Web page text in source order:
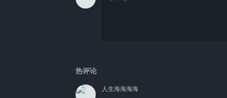
热评论
人生海海海海